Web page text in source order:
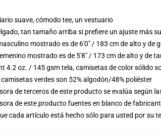
suave, cómodo tee, un vestuario
tan tamaño arriba si prefiere un ajuste más
mostrado es de 6'0" / 183 cm de alto y de
mostrado es de 5'8" / 173 cm de alto y de
4.2 oz. / 145 gsm tela, camisetas de color sólido
verdes son 52% algodón/48% poliéster
de terceros de este producto se evalúa según
de este producto fuentes en blanco de
cada artículo está hecho sólo para usted por su